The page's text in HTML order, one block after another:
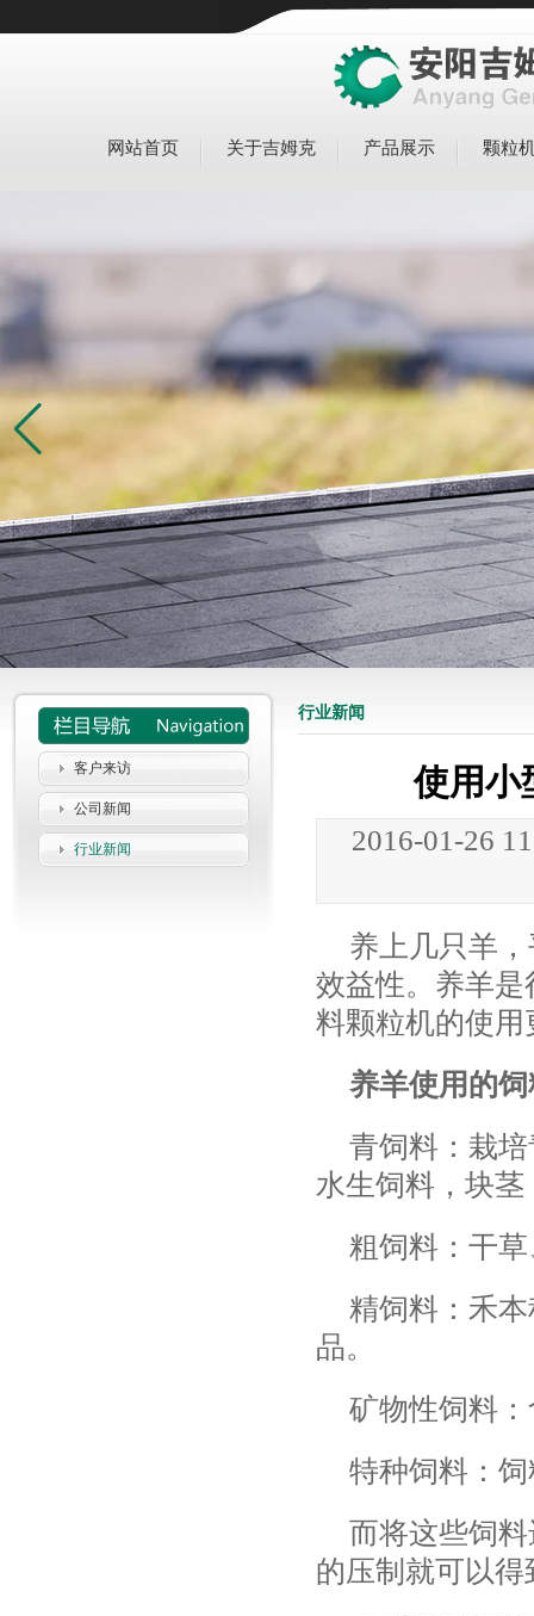
网站首页 关于吉姆克 产品展示 颗粒
客户来访
公司新闻
行业新闻
行业新闻
使用小
2016-01-26
养上几只羊
效益性。养羊
料颗粒机的使
养羊使用的
青饲料：栽
水生饲料，块茎
粗饲料：干
精饲料：禾
品。
矿物性饲料
特种饲料：
而将这些饲
的压制就可以